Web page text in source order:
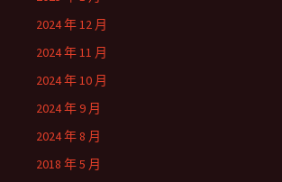
2024 年 12 月
2024 年 11 月
2024 年 10 月
2024 年 9 月
2024 年 8 月
2018 年 5 月